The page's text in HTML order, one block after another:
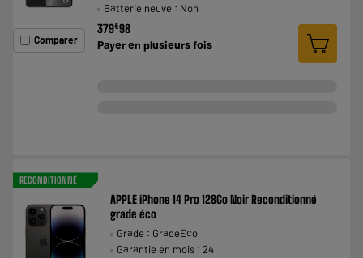
Comparer
Batterie neuve : Non
379€98
Payer en plusieurs fois
RECONDITIONNÉ
APPLE iPhone 14 Pro 128Go Noir Reconditionné
grade éco
Grade : GradeEco
Garantie en mois : 24